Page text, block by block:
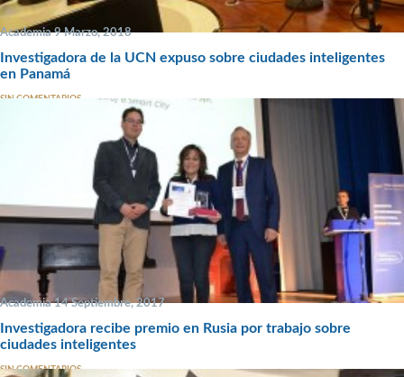
Academia 9 Marzo, 2018
Investigadora de la UCN expuso sobre ciudades inteligentes
en Panamá
SIN COMENTARIOS
Academia 14 Septiembre, 2017
Investigadora recibe premio en Rusia por trabajo sobre
ciudades inteligentes
SIN COMENTARIOS